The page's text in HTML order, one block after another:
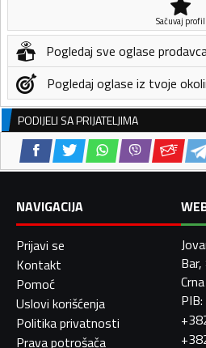
Sačuvaj profil
Pogledaj sve oglase
Pogledaj oglase iz tvoje
PODIJELI SA PRIJATELJIMA
NAVIGACIJA
Prijavi se
Kontakt
Pomoć
Uslovi korišćenja
Politika privatnosti
Prava potrošača